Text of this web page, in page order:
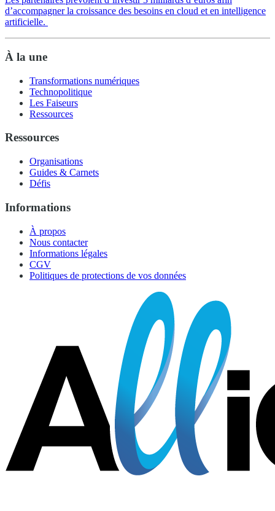
d’accompagner la croissance des besoins en cloud et en intelligence
artificielle.
À la une
Transformations numériques
Technopolitique
Les Faiseurs
Ressources
Ressources
Organisations
Guides & Carnets
Défis
Informations
À propos
Nous contacter
Informations légales
CGV
Politiques de protections de vos données